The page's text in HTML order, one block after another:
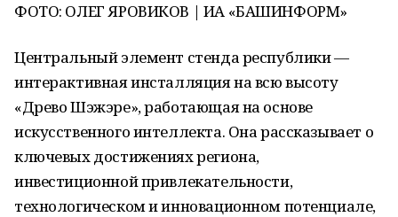
ФОТО: ОЛЕГ ЯРОВИКОВ | ИА «БАШИНФОРМ»
Центральный элемент стенда республики —
интерактивная инсталляция на всю высоту
«Древо Шэжэре», работающая на основе
искусственного интеллекта. Она рассказывает о
ключевых достижениях региона,
инвестиционной привлекательности,
технологическом и инновационном потенциале,